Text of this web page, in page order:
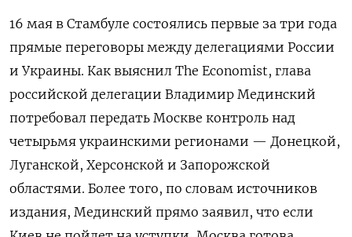
16 мая в Стамбуле состоялись первые за три года
прямые переговоры между делегациями России
и Украины. Как выяснил The Economist, глава
российской делегации Владимир Мединский
потребовал передать Москве контроль над
четырьмя украинскими регионами — Донецкой,
Луганской, Херсонской и Запорожской
областями. Более того, по словам источников
издания, Мединский прямо заявил, что если